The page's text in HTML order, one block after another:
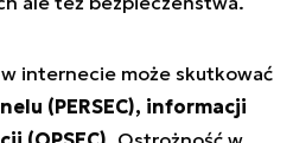
internecie może skutkować
(PERSEC), informacji